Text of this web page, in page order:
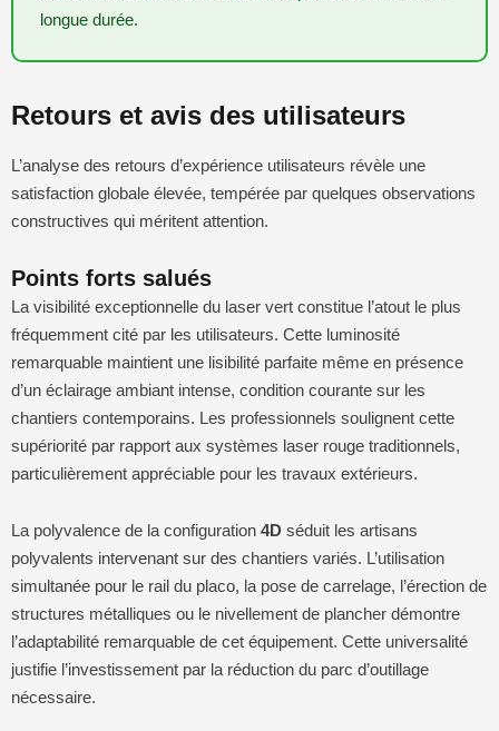
longue durée.
Retours et avis des utilisateurs
L’analyse des retours d’expérience utilisateurs révèle une
satisfaction globale élevée, tempérée par quelques observations
constructives qui méritent attention.
Points forts salués
La visibilité exceptionnelle du laser vert constitue l’atout le plus
fréquemment cité par les utilisateurs. Cette luminosité
remarquable maintient une lisibilité parfaite même en présence
d’un éclairage ambiant intense, condition courante sur les
chantiers contemporains. Les professionnels soulignent cette
supériorité par rapport aux systèmes laser rouge traditionnels,
particulièrement appréciable pour les travaux extérieurs.
La polyvalence de la configuration 4D séduit les artisans
polyvalents intervenant sur des chantiers variés. L’utilisation
simultanée pour le rail du placo, la pose de carrelage, l’érection de
structures métalliques ou le nivellement de plancher démontre
l’adaptabilité remarquable de cet équipement. Cette universalité
justifie l’investissement par la réduction du parc d’outillage
nécessaire.